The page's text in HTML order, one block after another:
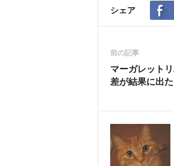
シェア
前の記事
マーガレット
差が結果に出た